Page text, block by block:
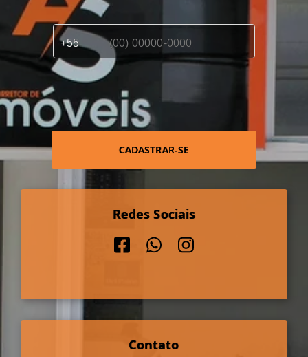
CADASTRAR-SE
Redes Sociais
Contato